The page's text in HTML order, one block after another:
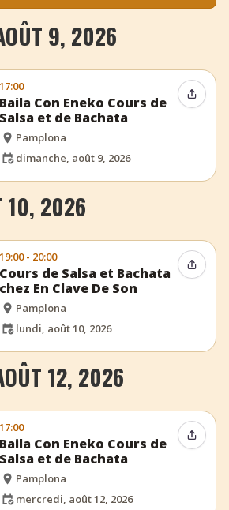
9, 2026
17:00
Baila Con Eneko Cours de
Salsa et de Bachata
Pamplona
dimanche, août 9, 2026
10, 2026
19:00 - 20:00
Cours de Salsa et Bachata
chez En Clave De Son
Pamplona
lundi, août 10, 2026
12, 2026
17:00
Baila Con Eneko Cours de
Salsa et de Bachata
Pamplona
mercredi, août 12, 2026